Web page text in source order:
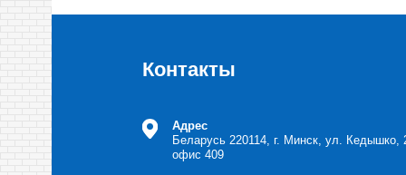
Контакты
Адрес
Беларусь 220114, г. Минск, ул. Кедышко,
офис 409